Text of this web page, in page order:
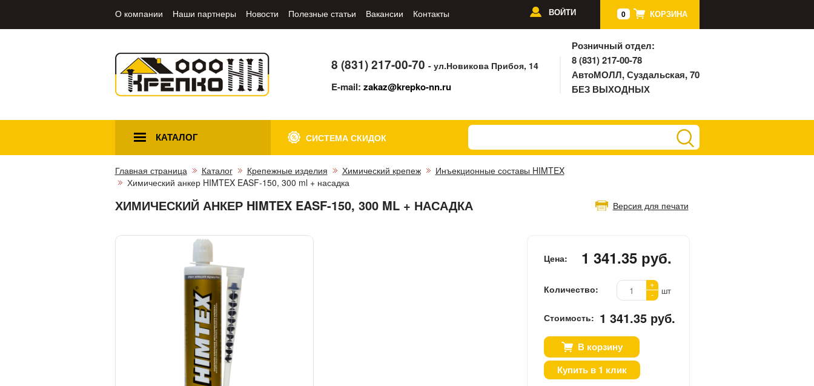
О компании Наши партнеры Новости Полезные статьи Вакансии Контакты 0 КОРЗИНА
ВОЙТИ
8 (831) 217-00-70- ул.Новикова Прибоя, 14
E-mail:zakaz@krepko-nn.ru
Розничный отдел:
8 (831) 217-00-78
АвтоМОЛЛ, Суздальская, 70
БЕЗ ВЫХОДНЫХ
КАТАЛОГ СИСТЕМА СКИДОК
Главная страница Каталог Крепежные изделия Химический крепеж
Инъекционные составы HIMTEX
Химический анкер HIMTEX EASF-150, 300 ml + насадка
Версия для печати
ХИМИЧЕСКИЙ АНКЕР HIMTEX EASF-150, 300 ML + НАСАДКА
Цена: 1 341.35 руб.
Количество:
+
-
шт
Стоимость: 1 341.35 руб.
В корзину
Купить в 1 клик